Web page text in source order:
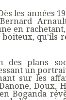
les années
en
boiteux, qu'ils
des plans
un
sur les
Doux,
Boganda